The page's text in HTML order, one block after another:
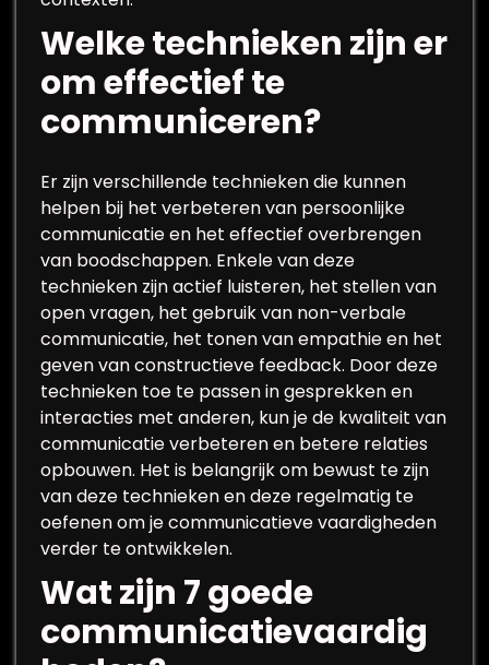
Welke technieken zijn er
om effectief te
communiceren?
Er zijn verschillende technieken die kunnen
helpen bij het verbeteren van persoonlijke
communicatie en het effectief overbrengen
van boodschappen. Enkele van deze
technieken zijn actief luisteren, het stellen van
open vragen, het gebruik van non-verbale
communicatie, het tonen van empathie en het
geven van constructieve feedback. Door deze
technieken toe te passen in gesprekken en
interacties met anderen, kun je de kwaliteit van
communicatie verbeteren en betere relaties
opbouwen. Het is belangrijk om bewust te zijn
van deze technieken en deze regelmatig te
oefenen om je communicatieve vaardigheden
verder te ontwikkelen.
Wat zijn 7 goede
communicatievaardig